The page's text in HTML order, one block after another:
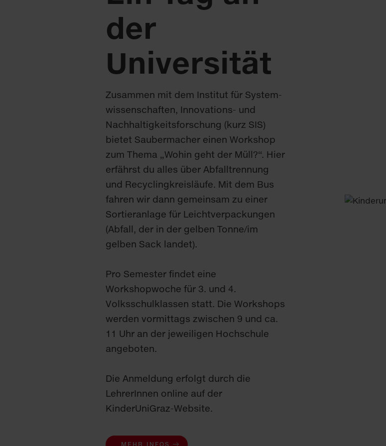
der
Universität
Zusammen mit dem Institut für System­
wissenschaften, Innovations- und
Nachhaltigkeitsforschung (kurz SIS)
bietet Saubermacher einen Workshop
zum Thema „Wohin geht der Müll?“. Hier
erfährst du alles über Abfalltrennung
und Recyclingkreisläufe. Mit dem Bus
fahren wir dann gemeinsam zu einer
Sortieranlage für Leichtverpackungen
(Abfall, der in der gelben Tonne/im
gelben Sack landet).
Pro Semester findet eine
Workshopwoche für 3. und 4.
Volksschulklassen statt. Die Workshops
werden vormittags zwischen 9 und ca.
11 Uhr an der jeweiligen Hochschule
angeboten.
Die Anmeldung erfolgt durch die
LehrerInnen online auf der
KinderUniGraz-Website.
MEHR INFOS